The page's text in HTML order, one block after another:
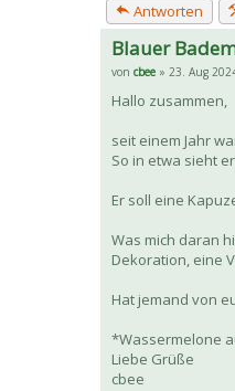
Antworten
Blauer
von cbee » 23. Aug
Hallo zusammen,
seit einem Jahr
So in etwa sieht
Er soll eine
Was mich daran
Dekoration, eine
Hat jemand von
*Wassermelone
Liebe Grüße
cbee